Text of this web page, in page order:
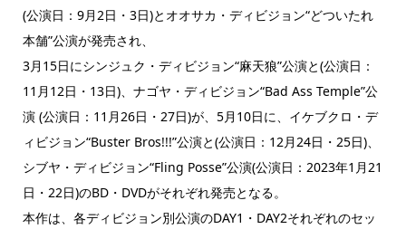
(公演日：9月2日・3日)とオオサカ・ディビジョン“どついたれ
本舗”公演が発売され、
3月15日にシンジュク・ディビジョン“麻天狼”公演と(公演日：
11月12日・13日)、ナゴヤ・ディビジョン“Bad Ass Temple”公
演 (公演日：11月26日・27日)が、5月10日に、イケブクロ・デ
ィビジョン“Buster Bros!!!”公演と(公演日：12月24日・25日)、
シブヤ・ディビジョン“Fling Posse”公演(公演日：2023年1月21
日・22日)のBD・DVDがそれぞれ発売となる。
本作は、各ディビジョン別公演のDAY1・DAY2それぞれのセッ